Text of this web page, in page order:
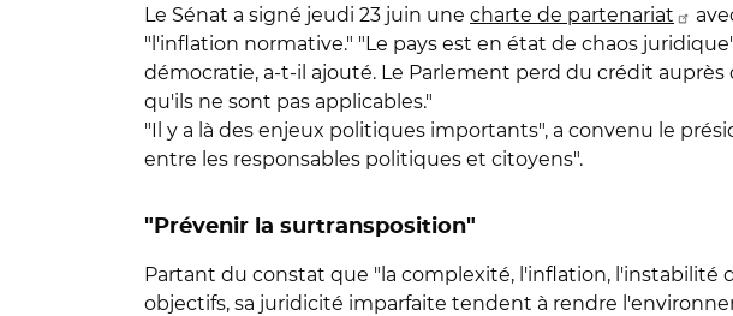
Le Sénat a signé jeudi 23 juin une charte de partenariat
"l'inflation normative." "Le pays est en état de chaos
démocratie, a-t-il ajouté. Le Parlement perd du crédit
qu'ils ne sont pas applicables."
"Il y a là des enjeux politiques importants", a convenu le
entre les responsables politiques et citoyens".
"Prévenir la surtransposition"
Partant du constat que "la complexité, l'inflation, l'instabilité
objectifs, sa juridicité imparfaite tendent à rendre